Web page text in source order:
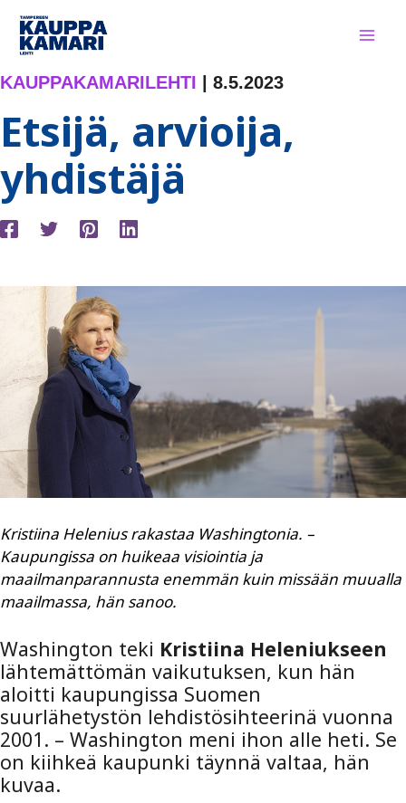
Siirry
sisältöön
KAUPPAKAMARILEHTI 8.5.2023
Etsijä, arvioija,
yhdistäjä
Kristiina Helenius rakastaa Washingtonia. –
Kaupungissa on huikeaa visiointia ja
maailmanparannusta enemmän kuin missään muualla
maailmassa, hän sanoo.
Washington teki Kristiina Heleniukseen
lähtemättömän vaikutuksen, kun hän
aloitti kaupungissa Suomen
suurlähetystön lehdistösihteerinä vuonna
2001. – Washington meni ihon alle heti. Se
on kiihkeä kaupunki täynnä valtaa, hän
kuvaa.